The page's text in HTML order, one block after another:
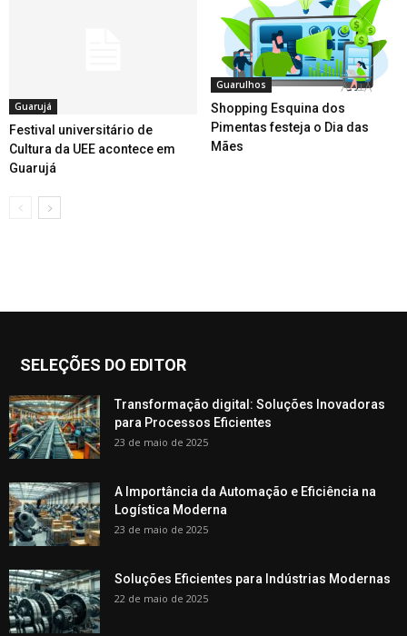
Guarujá
Festival universitário de
Cultura da UEE acontece em
Guarujá
Guarulhos
Shopping Esquina dos
Pimentas festeja o Dia das
Mães
SELEÇÕES DO EDITOR
Transformação digital: Soluções Inovadoras
para Processos Eficientes
23 de maio de 2025
A Importância da Automação e Eficiência na
Logística Moderna
23 de maio de 2025
Soluções Eficientes para Indústrias Modernas
22 de maio de 2025